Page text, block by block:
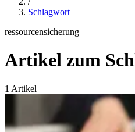
Schlagwort
ressourcensicherung
Artikel zum
1 Artikel